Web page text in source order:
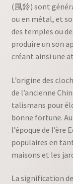
(風鈴) sont
ou en métal, et
des temples ou
produire un son
créant ainsi une
L’origine des
de l’ancienne
talismans pour
bonne fortune.
l’époque de l’ère
populaires en
maisons et les
La signification